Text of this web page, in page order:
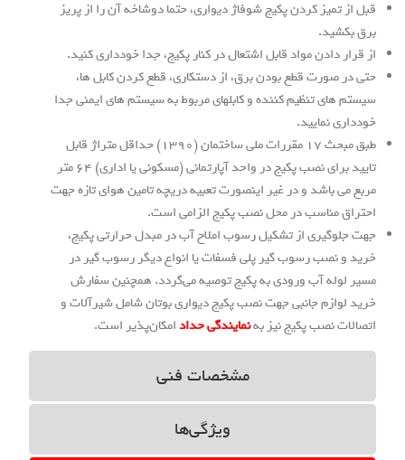
کردن پکیج شوفاژ دیواری، حتما دوشاخه آن را از پریز
مواد قابل اشتعال در کنار پکیج، جدا خودداری کنید.
قطع بودن برق، از دستکاری، قطع کردن کابل ها،
تنظیم کننده و کابلهای مربوط به سیستم های ایمنی جدا
طبق مبحث 17 مقررات ملی ساختمان (1390) حداقل متراژ قابل
تایید برای نصب پکیج در واحد آپارتمانی (مسکونی یا اداری) 64 متر
و در غیر اینصورت تعبیه دریچه تامین هوای تازه جهت
در محل نصب پکیج الزامی است.
از تشکیل رسوب املاح آب در مبدل حرارتی پکیج،
رسوب گیر پلی فسفات یا انواع دیگر رسوب گیر در
آب ورودی به پکیج توصیه می‌گردد. همچنین سفارش
جانبی جهت نصب پکیج دیواری بوتان شامل شیرآلات و
پکیج نیز بهنمایندگی حدادامکان‌پذیر است.
مشخصات فنی